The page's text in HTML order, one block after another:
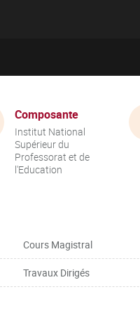
Composante
Institut National
Supérieur du
Professorat et de
l'Education
Cours Magistral
Travaux Dirigés